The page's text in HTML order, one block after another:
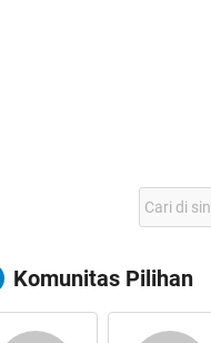
Komunitas Pilihan